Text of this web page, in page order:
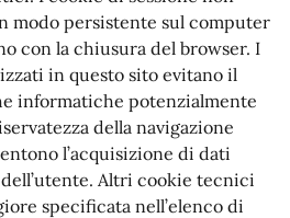
modo persistente sul computer
con la chiusura del browser. I
in questo sito evitano il
informatiche potenzialmente
della navigazione
l’acquisizione di dati
Altri cookie tecnici
specificata nell’elenco di